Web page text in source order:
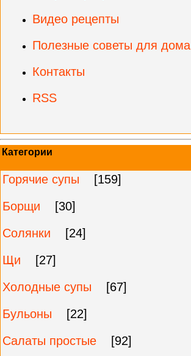
Видео рецепты
Полезные советы для дома
Контакты
RSS
Категории
Горячие супы
[159]
Борщи
[30]
Солянки
[24]
Щи
[27]
Холодные супы
[67]
Бульоны
[22]
Салаты простые
[92]